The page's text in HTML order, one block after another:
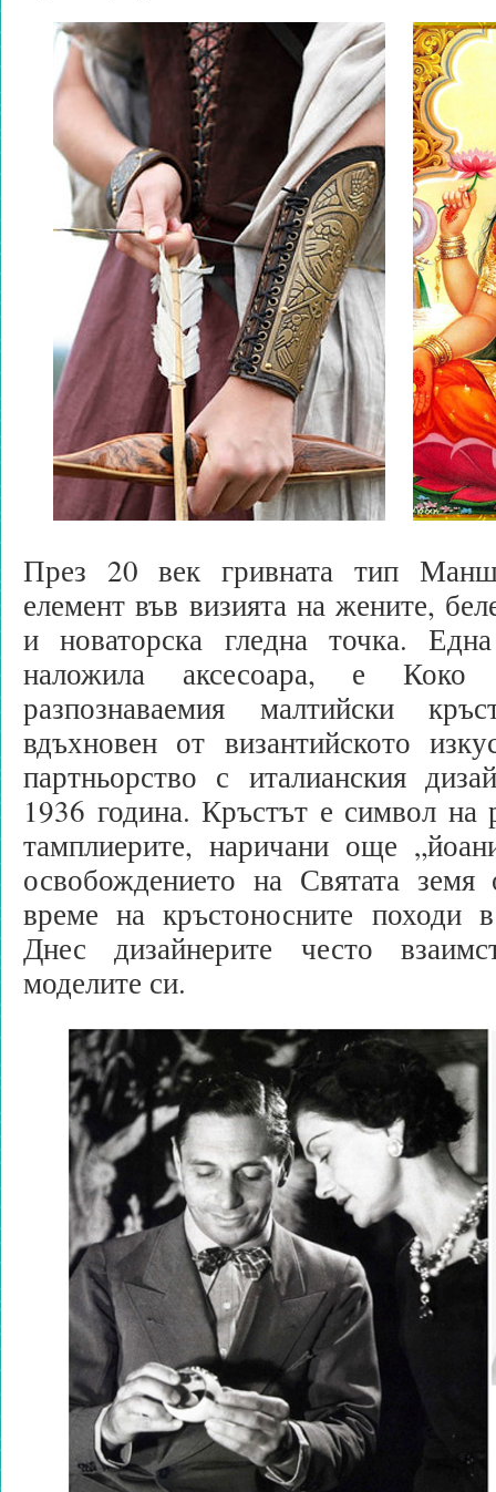
През 20 век гривната тип
елемент във визията на жените,
и новаторска гледна точка.
наложила аксесоара, е
разпознаваемия малтийски
вдъхновен от византийското
партньорство с италианския
1936 година. Кръстът е символ на
тамплиерите, наричани още
освобождението на Святата
време на кръстоносните походи
Днес дизайнерите често
моделите си.